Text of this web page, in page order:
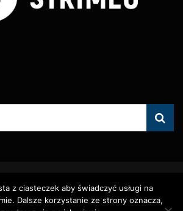
Wideo) Bez Pisemnego Zezwolenia
Zabronione.
z ciasteczek aby świadczyć usługi na
Dalsze korzystanie ze strony oznacza,